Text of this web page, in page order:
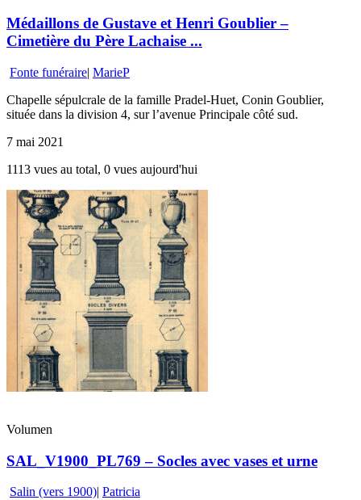
Médaillons de Gustave et Henri Goublier –
Cimetière du Père Lachaise ...
Fonte funéraire| MarieP
Chapelle sépulcrale de la famille Pradel-Huet, Conin Goublier,
située dans la division 4, sur l’avenue Principale côté sud.
7 mai 2021
1113 vues au total, 0 vues aujourd'hui
Volumen
SAL_V1900_PL769 – Socles avec vases et urne
Salin (vers 1900)| Patricia